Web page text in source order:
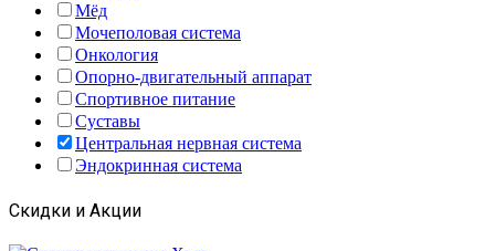
Мёд
Мочеполовая система
Онкология
Опорно-двигательный аппарат
Спортивное питание
Суставы
Центральная нервная система
Эндокринная система
Скидки и Акции